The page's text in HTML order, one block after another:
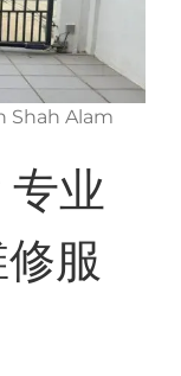
Shah Alam
专业
服